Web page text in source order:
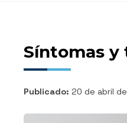
Síntomas y
Publicado: 20 de abril